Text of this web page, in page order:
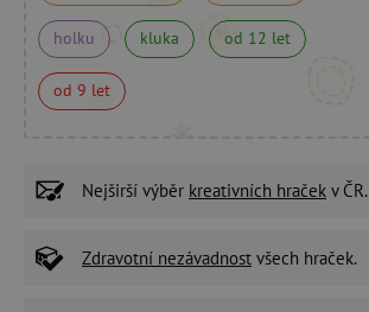
holku kluka od 12 let
od 9 let
Nejširší výběr kreativních hraček v ČR.
Zdravotní nezávadnost všech hraček.